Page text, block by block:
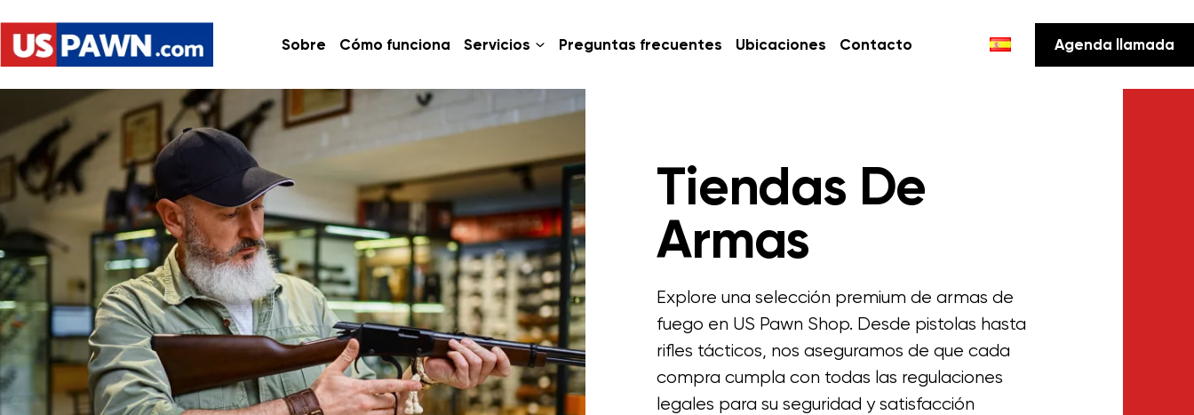
Sobre Cómo funciona Servicios Preguntas frecuentes Ubicaciones Contacto Agenda llamada
Tiendas De
Armas
Explore una selección premium de armas de
fuego en US Pawn Shop. Desde pistolas hasta
rifles tácticos, nos aseguramos de que cada
compra cumpla con todas las regulaciones
legales para su seguridad y satisfacción